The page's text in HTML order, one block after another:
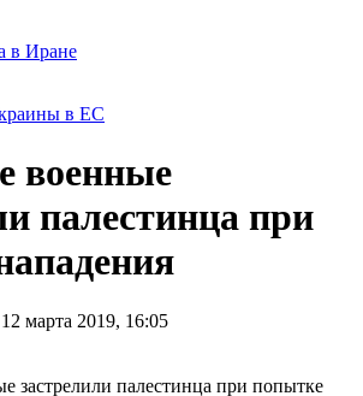
в Иране
в ЕС
военные
палестинца при
марта 2019, 16:05